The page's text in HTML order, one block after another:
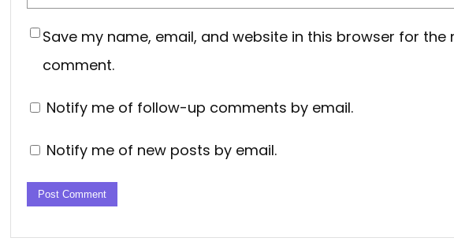
Save my name, email, and website in this browser for the
comment.
Notify me of follow-up comments by email.
Notify me of new posts by email.